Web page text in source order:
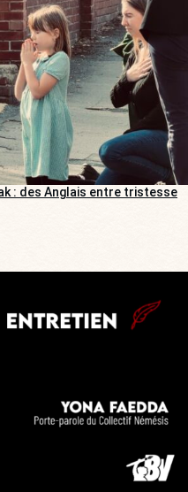
: des Anglais entre tristesse